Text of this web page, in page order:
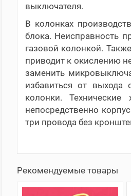
выключателя.
В колонках
блока. Неисправность
газовой колонкой.
приводит к окислению
заменить
избавиться от выхода
колонки. Технические
непосредственно
три провода без
Рекомендуемые товары